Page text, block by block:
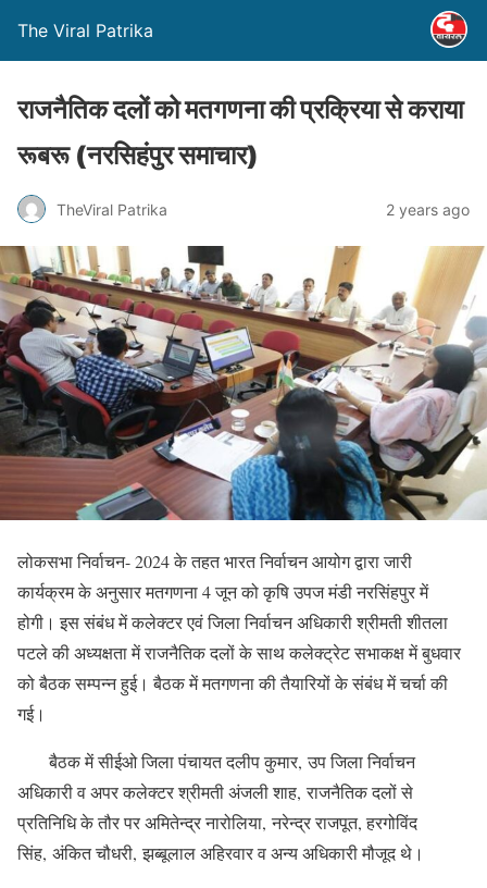
The Viral Patrika
राजनैतिक दलों को मतगणना की प्रक्रिया से कराया
रूबरू (नरसिहंपुर समाचार)
TheViral Patrika 2 years ago
लोकसभा निर्वाचन- 2024 के तहत भारत निर्वाचन आयोग द्वारा जारी
कार्यक्रम के अनुसार मतगणना 4 जून को कृषि उपज मंडी नरसिंहपुर में
होगी। इस संबंध में कलेक्टर एवं जिला निर्वाचन अधिकारी श्रीमती शीतला
पटले की अध्यक्षता में राजनैतिक दलों के साथ कलेक्ट्रेट सभाकक्ष में बुधवार
को बैठक सम्पन्न हुई। बैठक में मतगणना की तैयारियों के संबंध में चर्चा की
गई।
बैठक में सीईओ जिला पंचायत दलीप कुमार, उप जिला निर्वाचन
अधिकारी व अपर कलेक्टर श्रीमती अंजली शाह, राजनैतिक दलों से
प्रतिनिधि के तौर पर अमितेन्द्र नारोलिया, नरेन्द्र राजपूत, हरगोविंद
सिंह, अंकित चौधरी, झब्बूलाल अहिरवार व अन्य अधिकारी मौजूद थे।